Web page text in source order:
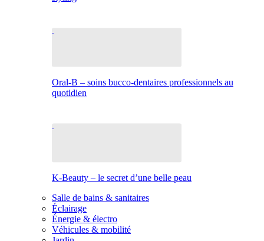
Oral-B – soins bucco-dentaires professionnels au
quotidien
K-Beauty – le secret d’une belle peau
Salle de bains & sanitaires
Éclairage
Énergie & électro
Véhicules & mobilité